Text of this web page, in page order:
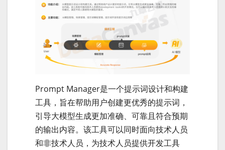
Prompt Manager是一个提示词设计和构建
工具，旨在帮助用户创建更优秀的提示词，
引导大模型生成更加准确、可靠且符合预期
的输出内容。该工具可以同时面向技术人员
和非技术人员，为技术人员提供开发工具